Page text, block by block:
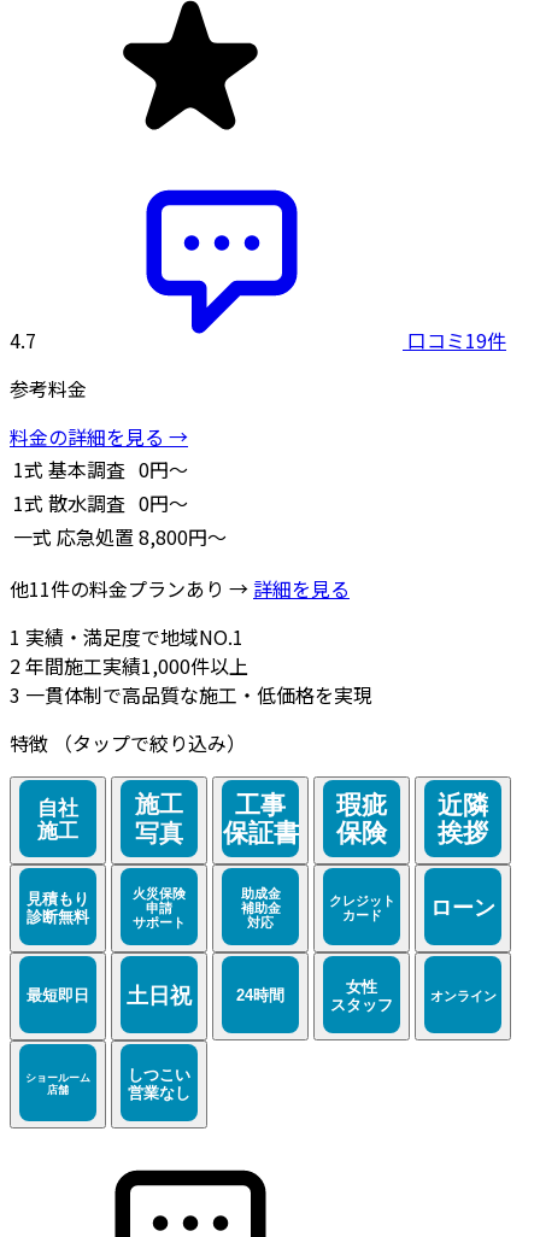
4.7
口コミ19件
参考料金
料金の詳細を見る →
1式 基本調査 0円～
1式 散水調査 0円～
一式 応急処置 8,800円～
他11件の料金プランあり → 詳細を見る
1 実績・満足度で地域NO.1
2年間施工実績1,000件以上
3 一貫体制で高品質な施工・低価格を実現
特徴
（タップで絞り込み）